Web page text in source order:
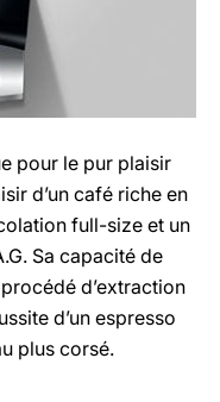
pour le pur plaisir
d’un café riche en
full-size et un
Sa capacité de
d’extraction
d’un espresso
plus corsé.